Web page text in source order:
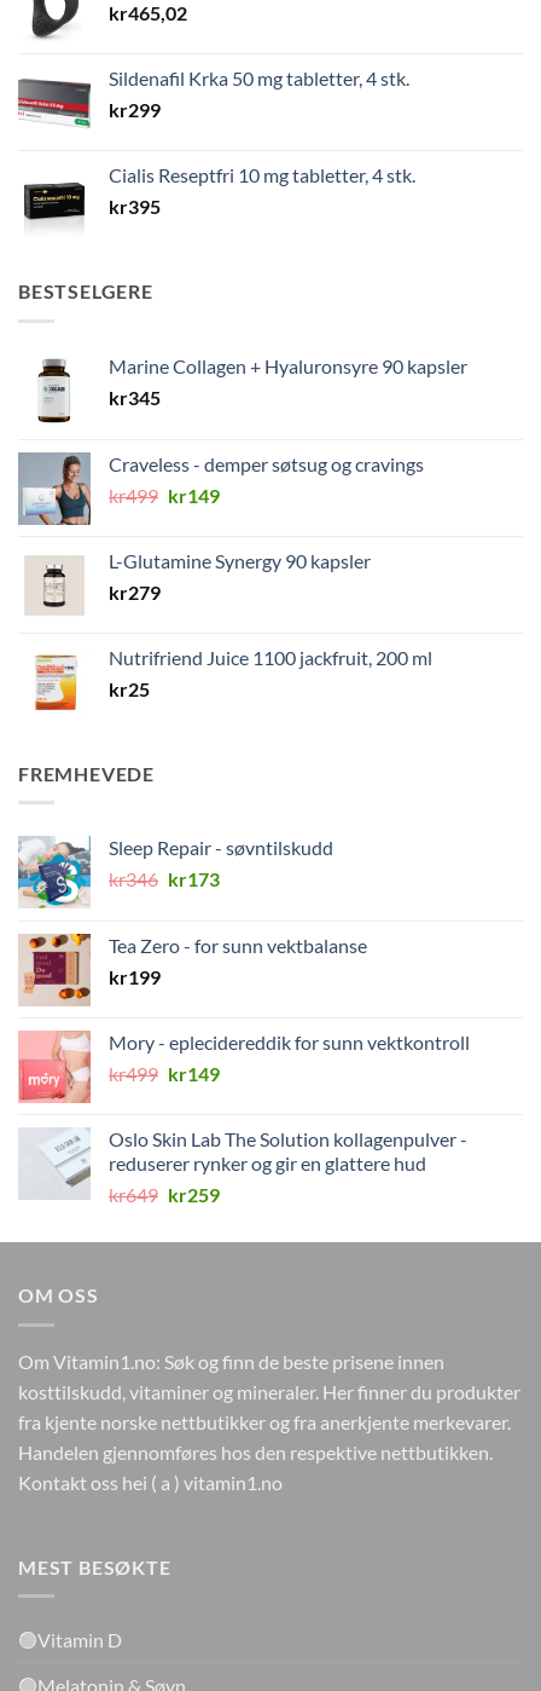
kr465,02
Sildenafil Krka 50 mg tabletter, 4 stk.
kr299
Cialis Reseptfri 10 mg tabletter, 4 stk.
kr395
BESTSELGERE
Marine Collagen + Hyaluronsyre 90 kapsler
kr345
Craveless - demper søtsug og cravings
kr499 Opprinnelig
kr499.
kr149Nåværende
kr149.
L-Glutamine Synergy 90 kapsler
kr279
Nutrifriend Juice 1100 jackfruit, 200 ml
kr25
FREMHEVEDE
Sleep Repair - søvntilskudd
kr346 Opprinnelig
kr346.
kr173Nåværende
kr173.
Tea Zero - for sunn vektbalanse
kr199
Mory - eplecidereddik for sunn vektkontroll
kr499 Opprinnelig
kr499.
kr149Nåværende
kr149.
Oslo Skin Lab The Solution kollagenpulver -
reduserer rynker og gir en glattere hud
kr649 Opprinnelig
var:
kr259Nåværende
er:
OM OSS
Om Vitamin1.no: Søk og finn de beste prisene innen
kosttilskudd, vitaminer og mineraler. Her finner du produkter
fra kjente norske nettbutikker og fra anerkjente merkevarer.
Handelen gjennomføres hos den respektive nettbutikken.
Kontakt oss hei ( a ) vitamin1.no
MEST BESØKTE
🟢Vitamin D
🟢Melatonin & Søvn